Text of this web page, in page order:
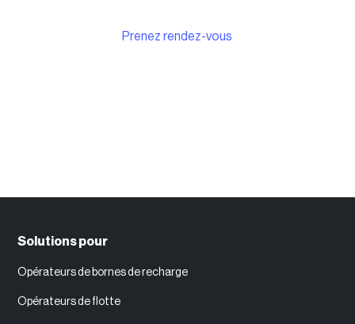
Prenez rendez-vous
Solutions pour
Opérateurs de bornes de recharge
Opérateurs de flotte